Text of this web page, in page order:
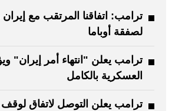
ترامب: اتفاقنا المرتقب مع
لصفقة أوباما
ترامب يعلن "انتهاء أمر إيران"
العسكرية بالكامل
ترامب يعلن التوصل لاتفاق لوقف